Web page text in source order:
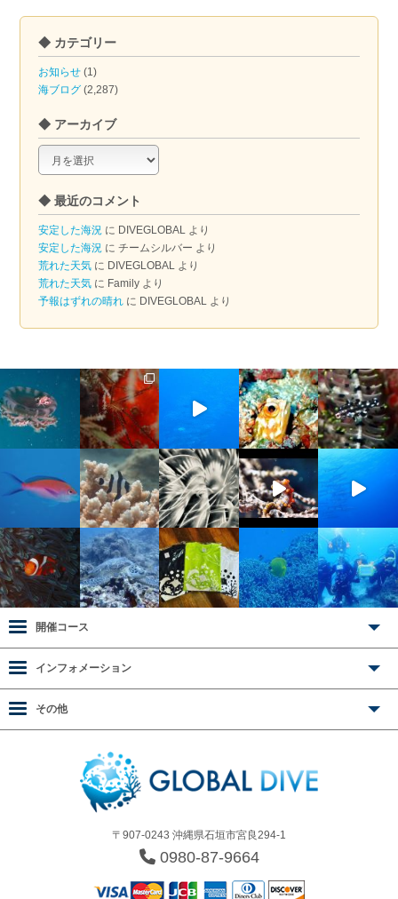
◆ カテゴリー
お知らせ (1)
海ブログ (2,287)
◆ アーカイブ
ア
カ
イ
ブ
◆ 最近のコメント
安定した海況 に DIVEGLOBAL より
安定した海況 にチームシルバー より
荒れた天気 に DIVEGLOBAL より
荒れた天気 に Family より
予報はずれの晴れ に DIVEGLOBAL より
〒907-0243 沖縄県石垣市宮良294-1
0980-87-9664
開催コース
インフォメーション
その他